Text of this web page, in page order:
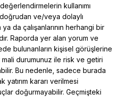
kullanımı
ve/veya dolaylı
da çalışanlarının herhangi bir
Raporda yer alan yorum ve
bulunanların kişisel görüşlerine
durumunuz ile risk ve getiri
Bu nedenle, sadece burada
yatırım kararı verilmesi
doğurmayabilir. Geçmişteki